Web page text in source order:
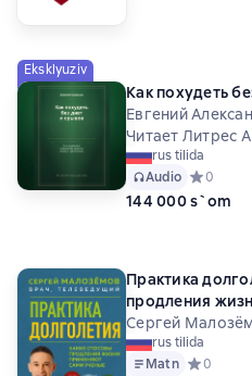
Eksklyuziv
Как похудеть
Евгений
Читает Литрес
rus tilida
Audio Средний
0
144 000 s`om
Практика
продления
Сергей
rus tilida
Matn Средний
0